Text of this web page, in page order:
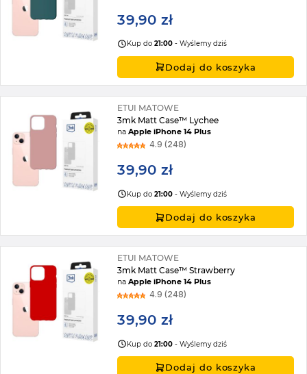
39,90 zł
Kup do21:00 - Wyślemy dziś
Dodaj do koszyka
ETUI MATOWE
3mk Matt Case™ Lychee
naApple iPhone 14 Plus
4.9 (248)
39,90 zł
Kup do21:00 - Wyślemy dziś
Dodaj do koszyka
ETUI MATOWE
3mk Matt Case™ Strawberry
naApple iPhone 14 Plus
4.9 (248)
39,90 zł
Kup do21:00 - Wyślemy dziś
Dodaj do koszyka